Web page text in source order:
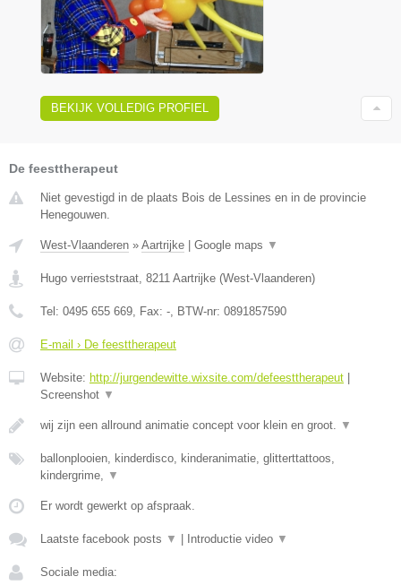
BEKIJK VOLLEDIG PROFIEL
De feesttherapeut
Niet gevestigd in de plaats Bois de Lessines en in de provincie
Henegouwen.
West-Vlaanderen » Aartrijke | Google maps ▼
Hugo verrieststraat 8211 Aartrijke (West-Vlaanderen)
Tel: 0495 655 669 , Fax: - , BTW-nr: 0891857590
E-mail › De feesttherapeut
Website: http://jurgendewitte.wixsite.com/defeesttherapeut |
Screenshot ▼
wij zijn een allround animatie concept voor klein en groot. ▼
ballonplooien, kinderdisco, kinderanimatie, glitterttattoos,
kindergrime,
▼
Er wordt gewerkt op afspraak.
Laatste facebook posts ▼ | Introductie video ▼
Sociale media: